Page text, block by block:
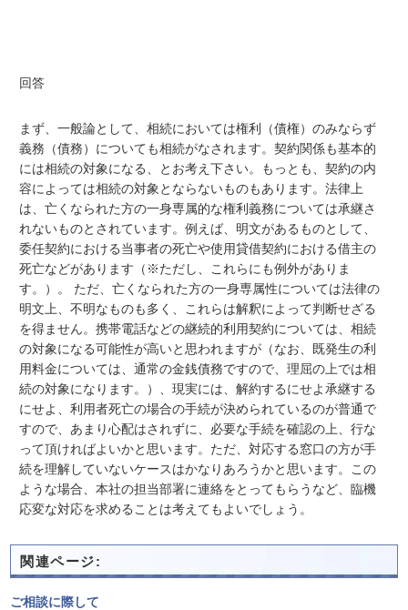
回答
まず、一般論として、相続においては権利（債権）のみならず
義務（債務）についても相続がなされます。契約関係も基本的
には相続の対象になる、とお考え下さい。もっとも、契約の内
容によっては相続の対象とならないものもあります。法律上
は、亡くなられた方の一身専属的な権利義務については承継さ
れないものとされています。例えば、明文があるものとして、
委任契約における当事者の死亡や使用貸借契約における借主の
死亡などがあります（※ただし、これらにも例外がありま
す。）。 ただ、亡くなられた方の一身専属性については法律の
明文上、不明なものも多く、これらは解釈によって判断せざる
を得ません。携帯電話などの継続的利用契約については、相続
の対象になる可能性が高いと思われますが（なお、既発生の利
用料金については、通常の金銭債務ですので、理屈の上では相
続の対象になります。）、現実には、解約するにせよ承継する
にせよ、利用者死亡の場合の手続が決められているのが普通で
すので、あまり心配はされずに、必要な手続を確認の上、行な
って頂ければよいかと思います。ただ、対応する窓口の方が手
続を理解していないケースはかなりあろうかと思います。この
ような場合、本社の担当部署に連絡をとってもらうなど、臨機
応変な対応を求めることは考えてもよいでしょう。
関連ページ:
ご相談に際して